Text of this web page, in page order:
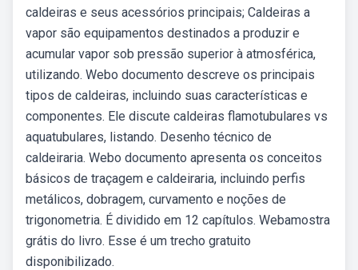
caldeiras e seus acessórios principais; Caldeiras a
vapor são equipamentos destinados a produzir e
acumular vapor sob pressão superior à atmosférica,
utilizando. Webo documento descreve os principais
tipos de caldeiras, incluindo suas características e
componentes. Ele discute caldeiras flamotubulares vs
aquatubulares, listando. Desenho técnico de
caldeiraria. Webo documento apresenta os conceitos
básicos de traçagem e caldeiraria, incluindo perfis
metálicos, dobragem, curvamento e noções de
trigonometria. É dividido em 12 capítulos. Webamostra
grátis do livro. Esse é um trecho gratuito
disponibilizado.